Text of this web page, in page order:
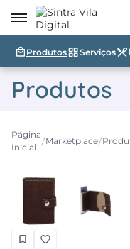
Produtos Serviços
Produtos
Página
Inicial
Marketplace